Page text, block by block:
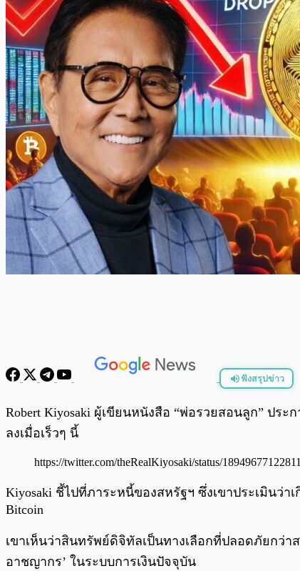
ฟังสรุปข่าว
พร้อมเล่น
Robert Kiyosaki ผู้เขียนหนังสือ “พ่อรวยสอนลูก” ประ
ลงเมื่อเร็วๆ นี้
https://twitter.com/theRealKiyosaki/status/
Kiyosaki ชี้ไปที่ภาระหนี้ของสหรัฐฯ ซึ่งเขาประเมินว่
Bitcoin
เขาเห็นว่าสินทรัพย์ดิจิทัลเป็นทางเลือกที่ปลอดภัยกว่า
อาชญากร’ ในระบบการเงินปัจจุบัน